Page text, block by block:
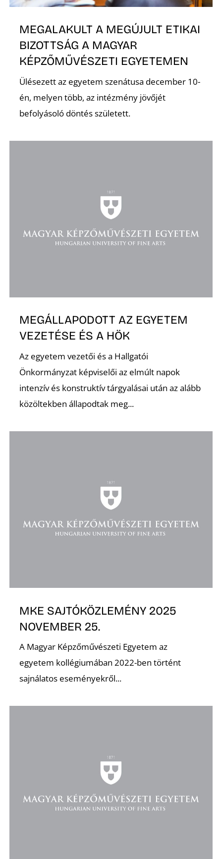
MEGALAKULT A MEGÚJULT ETIKAI
BIZOTTSÁG A MAGYAR
KÉPZŐMŰVÉSZETI EGYETEMEN
Ülésezett az egyetem szenátusa december 10-
én, melyen több, az intézmény jövőjét
befolyásoló döntés született.
MEGÁLLAPODOTT AZ EGYETEM
VEZETÉSE ÉS A HÖK
Az egyetem vezetői és a Hallgatói
Önkormányzat képviselői az elmúlt napok
intenzív és konstruktív tárgyalásai után az alább
közöltekben állapodtak meg...
MKE SAJTÓKÖZLEMÉNY 2025
NOVEMBER 25.
A Magyar Képzőművészeti Egyetem az
egyetem kollégiumában 2022-ben történt
sajnálatos eseményekről...